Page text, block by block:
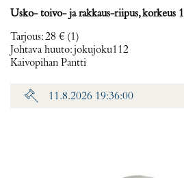
Usko- toivo- ja rakkaus-riipus, korkeus
Tarjous:28 € (1)
Johtava huuto:jokujoku112
Kaivopihan Pantti
11.8.2026 19:36:00